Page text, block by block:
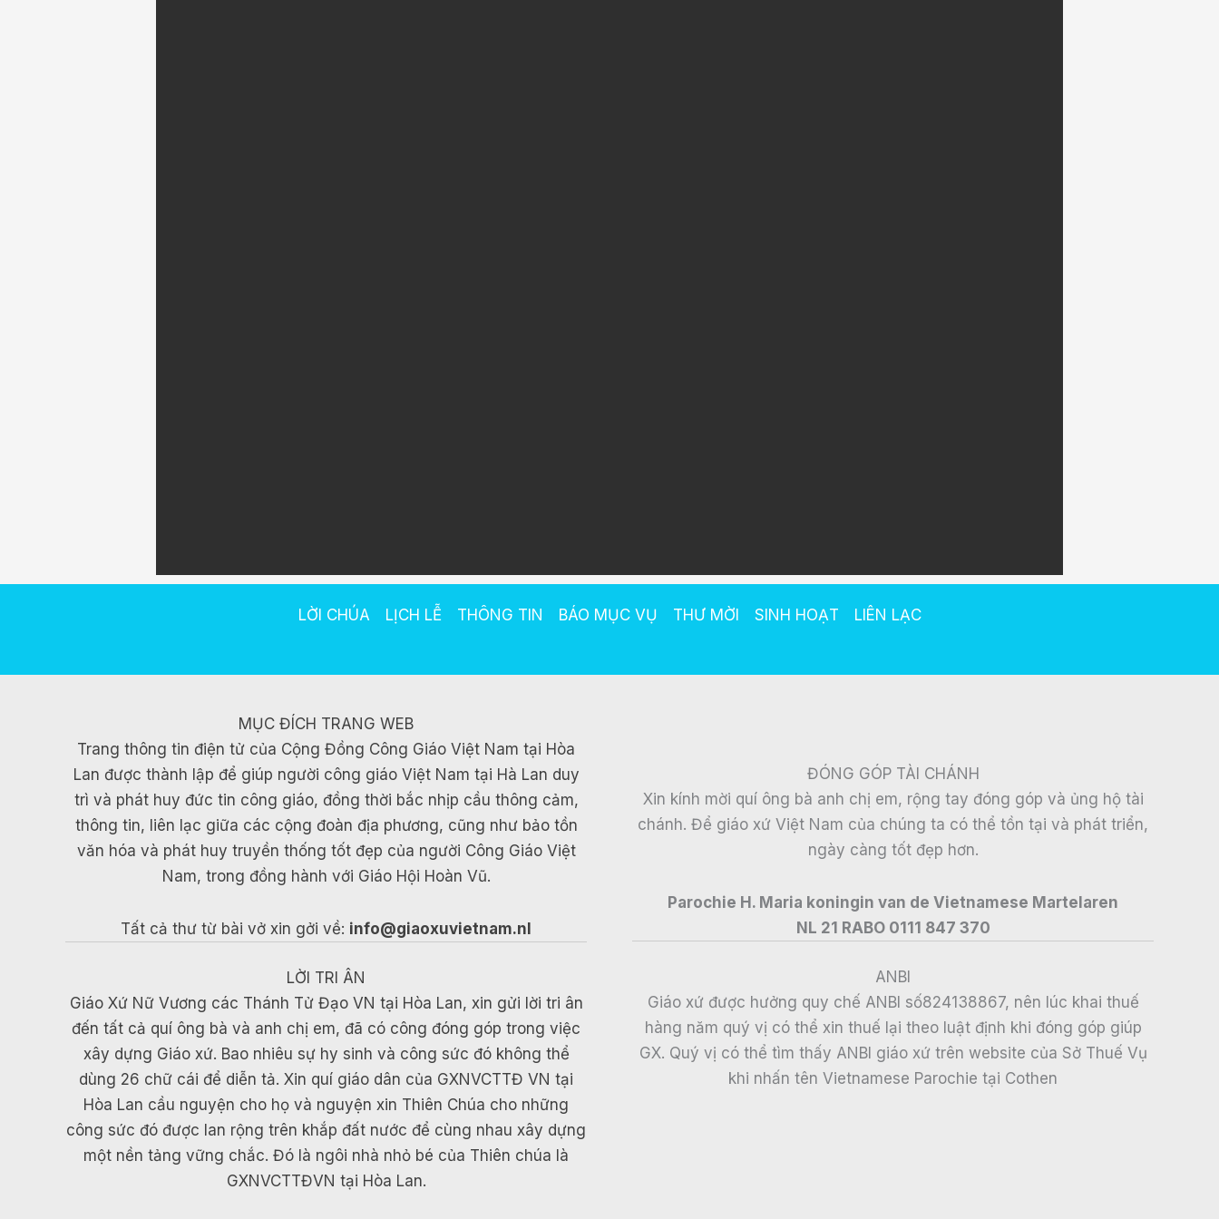
LỜI CHÚA LỊCH LỄ THÔNG TIN BÁO MỤC VỤ THƯ MỜI SINH HOẠT LIÊN LẠC
MỤC ĐÍCH TRANG WEB
Trang thông tin điện tử của Cộng Đồng Công Giáo Việt Nam tại Hòa
Lan được thành lập để giúp người công giáo Việt Nam tại Hà Lan duy
trì và phát huy đức tin công giáo, đồng thời bắc nhịp cầu thông cảm,
thông tin, liên lạc giữa các cộng đoàn địa phương, cũng như bảo tồn
văn hóa và phát huy truyền thống tốt đẹp của người Công Giáo Việt
Nam, trong đồng hành với Giáo Hội Hoàn Vũ.
Tất cả thư từ bài vở xin gởi về: info@giaoxuvietnam.nl
LỜI TRI ÂN
Giáo Xứ Nữ Vương các Thánh Tử Đạo VN tại Hòa Lan, xin gửi lời tri ân
đến tất cả quí ông bà và anh chị em, đã có công đóng góp trong việc
xây dựng Giáo xứ. Bao nhiêu sự hy sinh và công sức đó không thể
dùng 26 chữ cái để diễn tả. Xin quí giáo dân của GXNVCTTĐ VN tại
Hòa Lan cầu nguyện cho họ và nguyện xin Thiên Chúa cho những
công sức đó được lan rộng trên khắp đất nước để cùng nhau xây dựng
một nền tảng vững chắc. Đó là ngôi nhà nhỏ bé của Thiên chúa là
GXNVCTTĐVN tại Hòa Lan.
ĐÓNG GÓP TÀI CHÁNH
Xin kính mời quí ông bà anh chị em, rộng tay đóng góp và ủng hộ tài
chánh. Để giáo xứ Việt Nam của chúng ta có thể tồn tại và phát triển,
ngày càng tốt đẹp hơn.
Parochie H. Maria koningin van de Vietnamese Martelaren
NL 21 RABO 0111 847 370
ANBI
Giáo xứ được hưởng quy chế ANBI số824138867, nên lúc khai thuế
hàng năm quý vị có thể xin thuế lại theo luật định khi đóng góp giúp
GX. Quý vị có thể tìm thấy ANBI giáo xứ trên website của Sở Thuế Vụ
khi nhấn tên Vietnamese Parochie tại Cothen